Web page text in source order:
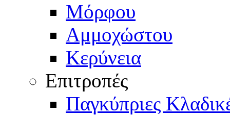
Μόρφου
Αμμοχώστου
Κερύνεια
Επιτροπές
Παγκύπριες